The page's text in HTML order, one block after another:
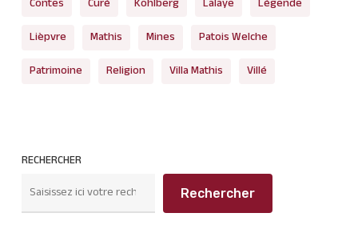
Contes Curé Kohlberg Lalaye
Légende
Lièpvre
Mathis Mines
Patois Welche
Patrimoine
Religion Villa Mathis Villé
RECHERCHER
Rechercher